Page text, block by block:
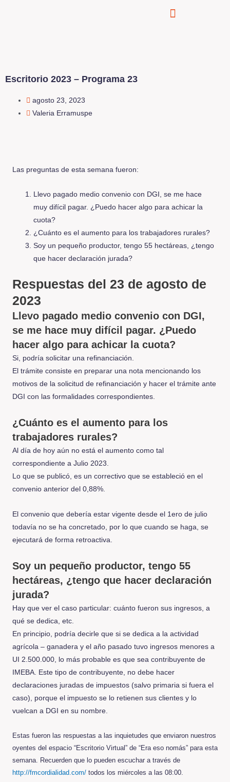
Escritorio 2023 – Programa 23
agosto 23, 2023
Valeria Erramuspe
Las preguntas de esta semana fueron:
Llevo pagado medio convenio con DGI, se me hace
muy difícil pagar. ¿Puedo hacer algo para achicar la
cuota?
¿Cuánto es el aumento para los trabajadores rurales?
Soy un pequeño productor, tengo 55 hectáreas, ¿tengo
que hacer declaración jurada?
Respuestas del 23 de agosto de
2023
Llevo pagado medio convenio con DGI,
se me hace muy difícil pagar. ¿Puedo
hacer algo para achicar la cuota?
Si, podría solicitar una refinanciación.
El trámite consiste en preparar una nota mencionando los
motivos de la solicitud de refinanciación y hacer el trámite ante
DGI con las formalidades correspondientes.
¿Cuánto es el aumento para los
trabajadores rurales?
Al día de hoy aún no está el aumento como tal
correspondiente a Julio 2023.
Lo que se publicó, es un correctivo que se estableció en el
convenio anterior del 0,88%.
El convenio que debería estar vigente desde el 1ero de julio
todavía no se ha concretado, por lo que cuando se haga, se
ejecutará de forma retroactiva.
Soy un pequeño productor, tengo 55
hectáreas, ¿tengo que hacer declaración
jurada?
Hay que ver el caso particular: cuánto fueron sus ingresos, a
qué se dedica, etc.
En principio, podría decirle que si se dedica a la actividad
agrícola – ganadera y el año pasado tuvo ingresos menores a
UI 2.500.000, lo más probable es que sea contribuyente de
IMEBA. Este tipo de contribuyente, no debe hacer
declaraciones juradas de impuestos (salvo primaria si fuera el
caso), porque el impuesto se lo retienen sus clientes y lo
vuelcan a DGI en su nombre.
Estas fueron las respuestas a las inquietudes que enviaron nuestros
oyentes del espacio “Escritorio Virtual” de “Era eso nomás” para esta
semana. Recuerden que lo pueden escuchar a través de
http://fmcordialidad.com/ todos los miércoles a las 08:00.